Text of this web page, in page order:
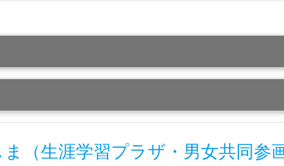
（生涯学習プラザ・男女共同参